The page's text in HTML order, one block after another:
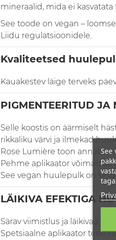
mineraalid, mida ei
See toode on vegan –
Liidu regulatsioonidele.
Kvaliteetsed
Kauakestev läige terveks
PIGMENTEERITUD JA
Selle koostis on äärmiselt
rikkaliku värvi ja ilmekad
Rose Lumière toon annab
Pehme aplikaator
See vegan huulepulk on
LÄIKIVA EFEKTIGA
Särav viimistlus ja läikivad
Spetsiaalne aplikaator teeb
See